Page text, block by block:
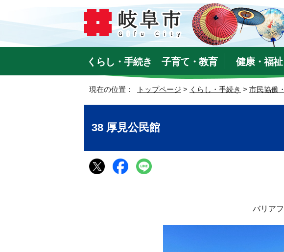
くらし・手続き 子育て・教育 健康・福祉
現在の位置： トップページ > くらし・手続き > 市民協働
38 厚見公民館
バリア